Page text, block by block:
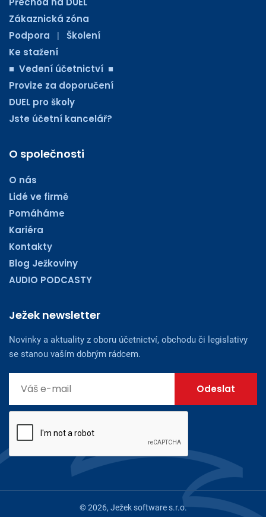
Zákaznická zóna
Podpora
| Školení
Ke stažení
■ Vedení účetnictví ■
Provize za doporučení
DUEL pro školy
Jste účetní kancelář?
O společnosti
O nás
Lidé ve firmě
Pomáháme
Kariéra
Kontakty
Blog Ježkoviny
AUDIO PODCASTY
Ježek newsletter
Novinky a aktuality z oboru účetnictví, obchodu či legislativy
se stanou vaším dobrým rádcem.
© 2026, Ježek software s.r.o.